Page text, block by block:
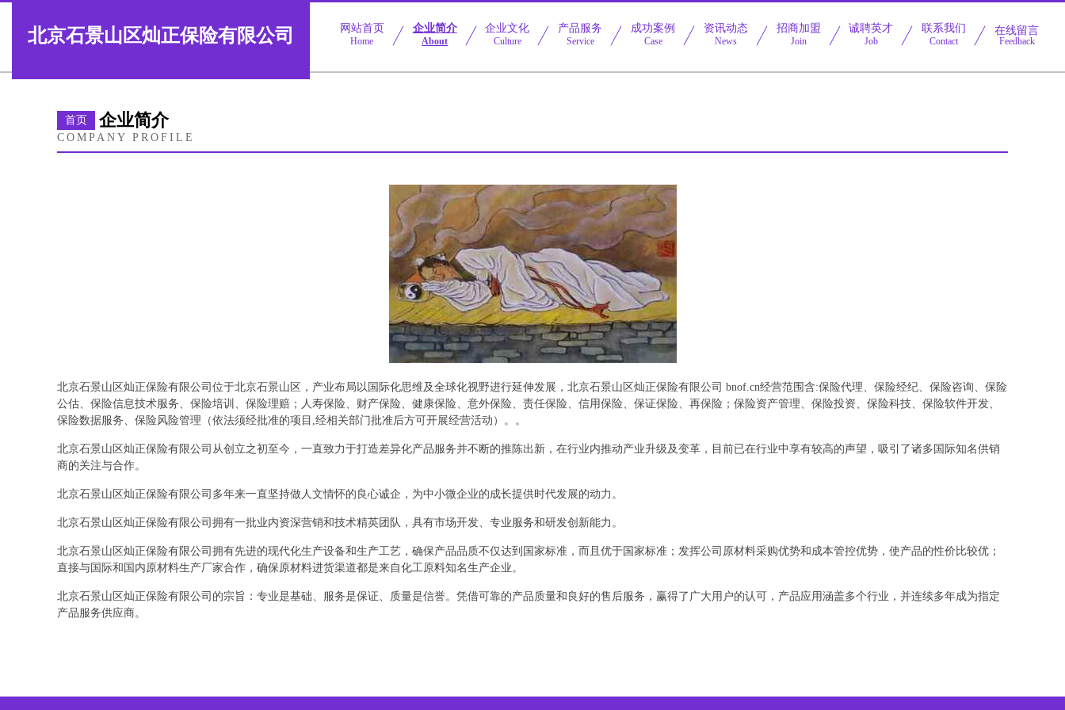
北京石景山区灿正保险有限公司 网站首页
Home
企业简介
About
企业文化
Culture
产品服务
Service
成功案例
Case
资讯动态
News
招商加盟
Join
诚聘英才
Job
联系我们
Contact
在线留言
Feedback
首页 企业简介
COMPANY PROFILE
北京石景山区灿正保险有限公司位于北京石景山区，产业布局以国际化思维及全球化视野进行延伸发展，北京石景山区灿正保险有限公司 bnof.cn经营范围含:保险代理、保险经纪、保险咨询、保险
公估、保险信息技术服务、保险培训、保险理赔；人寿保险、财产保险、健康保险、意外保险、责任保险、信用保险、保证保险、再保险；保险资产管理、保险投资、保险科技、保险软件开发、
保险数据服务、保险风险管理（依法须经批准的项目,经相关部门批准后方可开展经营活动）。。
北京石景山区灿正保险有限公司从创立之初至今，一直致力于打造差异化产品服务并不断的推陈出新，在行业内推动产业升级及变革，目前已在行业中享有较高的声望，吸引了诸多国际知名供销
商的关注与合作。
北京石景山区灿正保险有限公司多年来一直坚持做人文情怀的良心诚企，为中小微企业的成长提供时代发展的动力。
北京石景山区灿正保险有限公司拥有一批业内资深营销和技术精英团队，具有市场开发、专业服务和研发创新能力。
北京石景山区灿正保险有限公司拥有先进的现代化生产设备和生产工艺，确保产品品质不仅达到国家标准，而且优于国家标准；发挥公司原材料采购优势和成本管控优势，使产品的性价比较优；
直接与国际和国内原材料生产厂家合作，确保原材料进货渠道都是来自化工原料知名生产企业。
北京石景山区灿正保险有限公司的宗旨：专业是基础、服务是保证、质量是信誉。凭借可靠的产品质量和良好的售后服务，赢得了广大用户的认可，产品应用涵盖多个行业，并连续多年成为指定
产品服务供应商。